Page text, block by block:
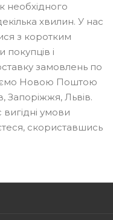
необхідного
хвилин. У нас
з коротким
покупців і
замовлень по
Новою Поштою
Запоріжжя, Львів.
умови
скориставшись